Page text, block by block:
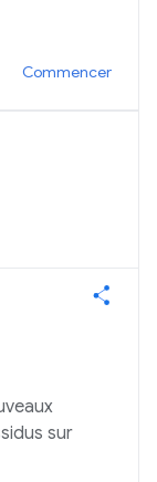
Commencer
sur